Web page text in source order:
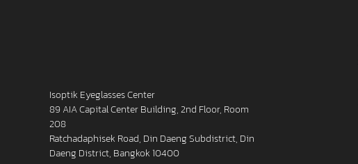
Isoptik Eyeglasses Center
89 AIA Capital Center Building, 2nd Floor, Room
208
Ratchadaphisek Road, Din Daeng Subdistrict, Din
Daeng District, Bangkok 10400